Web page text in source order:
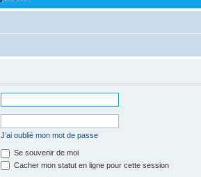
J’ai oublié mon mot de passe
Se souvenir de moi
Cacher mon statut en ligne pour cette session